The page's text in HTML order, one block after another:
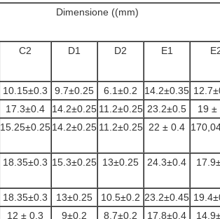
Dimensione ((mm)
C2 D1 D2 E1
10.15±0.3 9.7±0.25 6.1±0.2 14.2±0.35
17.3±0.4 14.2±0.25 11.2±0.25 23.2±0.5 19 ±
15.25±0.2514.2±0.25 11.2±0.25 22 ± 0.4
18.35±0.3 15.3±0.25 13±0.25 24.3±0.4
18.35±0.3 13±0.25 10.5±0.2 23.2±0.45
12 ± 0.3 9±0.2 8.7±0.2 17.8±0.4